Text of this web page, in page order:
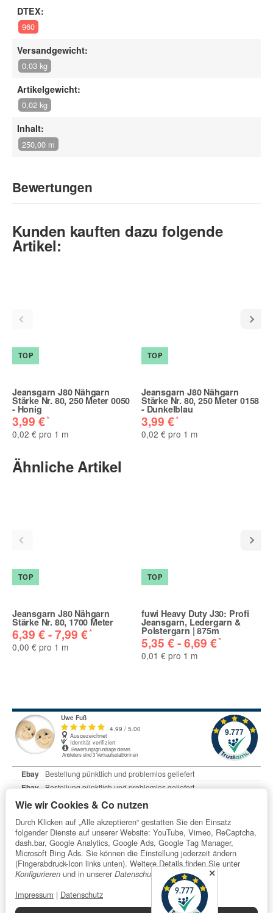
DTEX:
960
Versandgewicht:
0,03 kg
Artikelgewicht:
0,02 kg
Inhalt:
250,00 m
Bewertungen
Sie Anderen bei der Kaufentscheidung:
Kunden kauften dazu folgende
Artikel:
TOP
Jeansgarn J80 Nähgarn
Stärke Nr. 80, 250 Meter 0050
- Honig
3,99 €*
0,02 € pro 1 m
TOP
Jeansgarn J80 Nähgarn
Stärke Nr. 80, 250 Meter 0158
- Dunkelblau
3,99 €*
0,02 € pro 1 m
Ähnliche Artikel
TOP
Jeansgarn J80 Nähgarn
Stärke Nr. 80, 1700 Meter
6,39 € -7,99 €*
0,00 € pro 1 m
TOP
fuwi Heavy Duty J30: Profi
Jeansgarn, Ledergarn &
Polstergarn | 875m
5,35 € -6,69 €*
0,01 € pro 1 m
Informationen
Gesetzliche Informationen
Wie wir Cookies & Co nutzen
Durch Klicken auf „Alle akzeptieren“ gestatten Sie den Einsatz
folgender Dienste auf unserer Website: YouTube, Vimeo, ReCaptcha,
dash.bar, Google Analytics, Google Ads, Google Tag Manager,
Microsoft Bing Ads. Sie können die Einstellung jederzeit ändern
(Fingerabdruck-Icon links unten). Weitere Details finden Sie unter
Konfigurieren und in unserer Datenschutzerklärung.
Impressum | Datenschutz
✕